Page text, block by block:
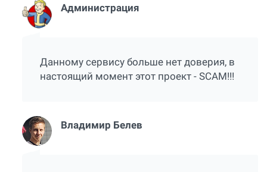
Администрация
Данному сервису больше нет доверия, в
настоящий момент этот проект - SCAM!!!
Владимир Белев